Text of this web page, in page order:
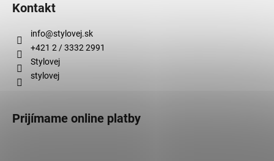
Kontakt
info@stylovej.sk
+421 2 / 3332 2991
Stylovej
stylovej
Prijímame online platby